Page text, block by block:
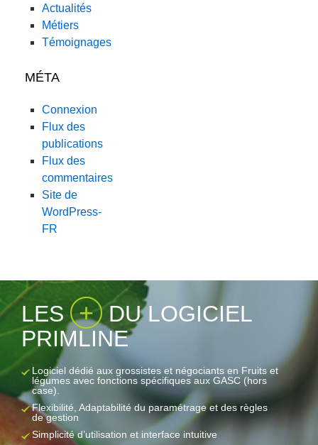
Actualités
Métiers
Témoignages
MÉTA
Connexion
Flux des
publications
Flux des
commentaires
Site de
WordPress-
FR
LES + DU LOGICIEL
PRIMLINE
Logiciel dédié aux grossistes et négociants en Fruits et
légumes avec fonctions spécifiques aux GASC (hors
case).
Flexibilité, Adaptabilité du paramétrage et des règles
de gestion
Simplicité d’utilisation et interface intuitive